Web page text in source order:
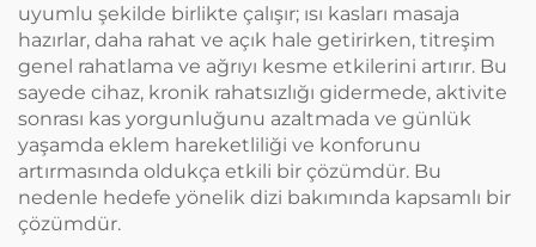
uyumlu şekilde birlikte çalışır; ısı kasları masaja
hazırlar, daha rahat ve açık hale getirirken, titreşim
genel rahatlama ve ağrıyı kesme etkilerini artırır. Bu
sayede cihaz, kronik rahatsızlığı gidermede, aktivite
sonrası kas yorgunluğunu azaltmada ve günlük
yaşamda eklem hareketliliği ve konforunu
artırmasında oldukça etkili bir çözümdür. Bu
nedenle hedefe yönelik dizi bakımında kapsamlı bir
çözümdür.